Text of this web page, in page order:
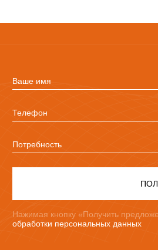
Ваше имя
Телефон
Потребность
Нажимая кнопку «Получить
обработки персональных данных